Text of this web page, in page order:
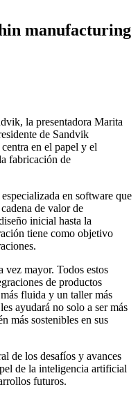
manufacturing
la presentadora Marita
de Sandvik
en el papel y el
fabricación de
en software que
de valor de
inicial hasta la
tiene como objetivo
vez mayor. Todos estos
de productos
fluida y un taller más
ayudará no solo a ser más
más sostenibles en sus
de los desafíos y avances
de la inteligencia artificial
futuros.